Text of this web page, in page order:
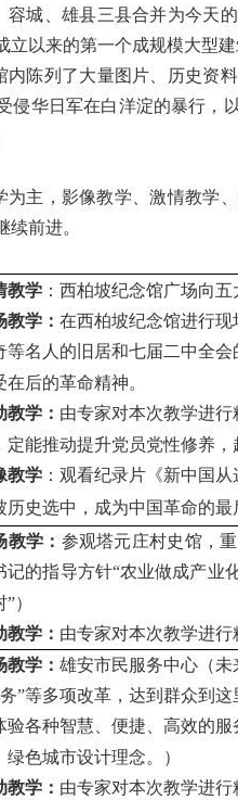
容城、雄县三县合并为今天
立以来的第一个成规模大型
内陈列了大量图片、历史资
侵华日军在白洋淀的暴行，
为主，影像教学、激情教学
前进。
教学 ： 西柏坡纪念馆广场向五
教学： 在西柏坡纪念馆进行现
等名人的旧 居和七届二中全
在后的革命精神。
教学： 由专家对本次教学进行
定能推动提升党员党性修养，
教学 ：观看纪录片 《新中国
历史选中，成为中国革命的最
教学： 参观塔元庄村史馆，
记的指导方针“农业做成产业
）
教学： 由专家对本次教学进行
教学： 雄安市民服务中心（未
”等多项改革，达到群众到
验各种智慧、便捷、高效的
绿色城市设计理念。）
教学： 由专家对本次教学进行